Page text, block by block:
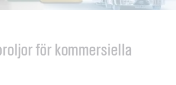
för kommersiella